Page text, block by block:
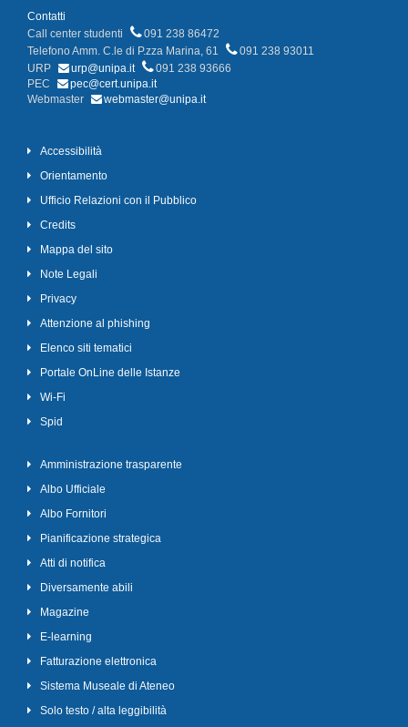
Contatti
Call center studenti
091 238 86472
Telefono Amm. C.le di P.zza Marina, 61
091 238 93011
URP
urp@unipa.it
091 238 93666
PEC
pec@cert.unipa.it
Webmaster
webmaster@unipa.it
Accessibilità
Orientamento
Ufficio Relazioni con il Pubblico
Credits
Mappa del sito
Note Legali
Privacy
Attenzione al phishing
Elenco siti tematici
Portale OnLine delle Istanze
Wi-Fi
Spid
Amministrazione trasparente
Albo Ufficiale
Albo Fornitori
Pianificazione strategica
Atti di notifica
Diversamente abili
Magazine
E-learning
Fatturazione elettronica
Sistema Museale di Ateneo
Solo testo / alta leggibilità